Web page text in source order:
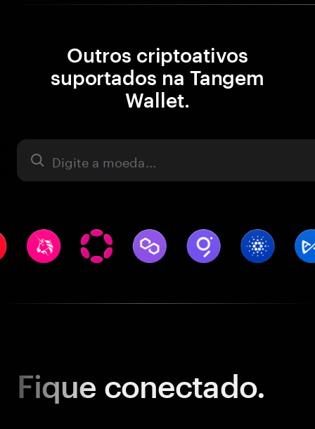
Outros criptoativos
suportados na Tangem
Wallet.
Ativo
Fique conectado.